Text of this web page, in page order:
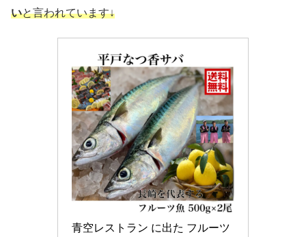
いと言われています↓
青空レストラン に出た フルーツ